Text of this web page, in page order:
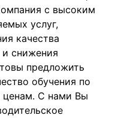
с высоким
услуг,
качества
и снижения
предложить
обучения по
С нами Вы